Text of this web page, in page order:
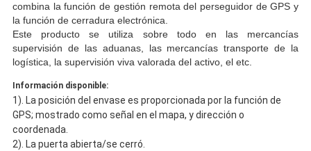
combina la función de gestión remota del perseguidor de GPS y
la función de cerradura electrónica.
Este producto se utiliza sobre todo en las mercancías
supervisión de las aduanas, las mercancías transporte de la
logística, la supervisión viva valorada del activo, el etc.
Información disponible:
1). La posición del envase es proporcionada por la función de
GPS; mostrado como señal en el mapa, y dirección o
coordenada.
2). La puerta abierta/se cerró.